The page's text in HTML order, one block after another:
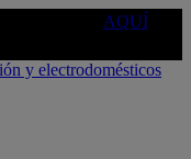
AQUÍ